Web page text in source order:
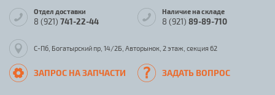
Отдел доставки
8 (921) 741-22-44
Наличие на складе
8 (921) 89-89-710
С-Пб, Богатырский пр, 14/2Б, Авторынок, 2 этаж, секция 62
ЗАПРОС НА ЗАПЧАСТИ ЗАДАТЬ ВОПРОС